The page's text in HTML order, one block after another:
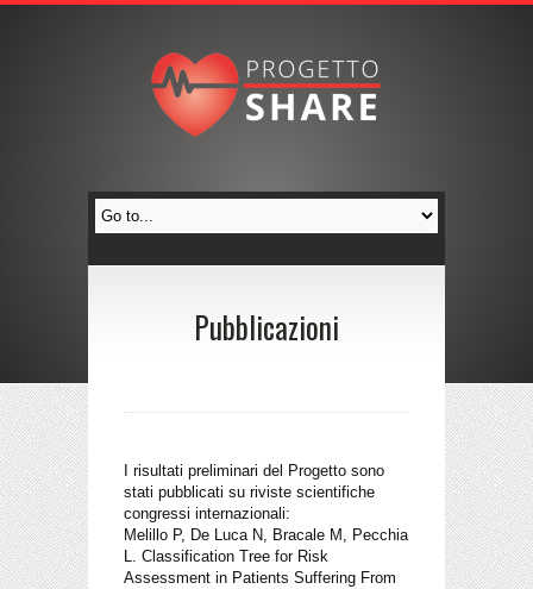
Pubblicazioni
I risultati preliminari del Progetto sono
stati pubblicati su riviste scientifiche
congressi internazionali:
Melillo P, De Luca N, Bracale M, Pecchia
L. Classification Tree for Risk
Assessment in Patients Suffering From